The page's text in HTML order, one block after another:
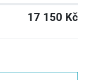
17 150 Kč